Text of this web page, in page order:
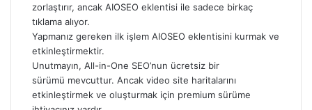
zorlaştırır, ancak AIOSEO eklentisi ile sadece birkaç
tıklama alıyor.
Yapmanız gereken ilk işlem AIOSEO eklentisini kurmak ve
etkinleştirmektir.
Unutmayın, All-in-One SEO’nun ücretsiz bir
sürümü mevcuttur. Ancak video site haritalarını
etkinleştirmek ve oluşturmak için premium sürüme